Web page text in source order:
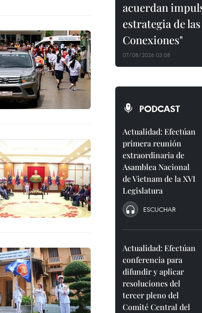
acuerdan
estrategia de
Conexiones"
07/08/2026 03:08
PODCAST
Actualidad: Efectúan
primera reunión
extraordinaria de
Asamblea Nacional
de Vietnam de la XVI
Legislatura
ESCUCHAR
Actualidad: Efectúan
conferencia para
difundir y aplicar
resoluciones del
tercer pleno del
Comité Central del